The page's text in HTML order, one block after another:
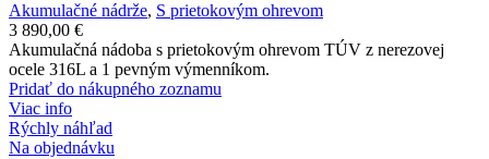
Akumulačné nádrže, S prietokovým ohrevom
3 890,00 €
Akumulačná nádoba s prietokovým ohrevom TÚV z nerezovej
ocele 316L a 1 pevným výmenníkom.
Pridať do nákupného zoznamu
Viac info
Rýchly náhľad
Na objednávku